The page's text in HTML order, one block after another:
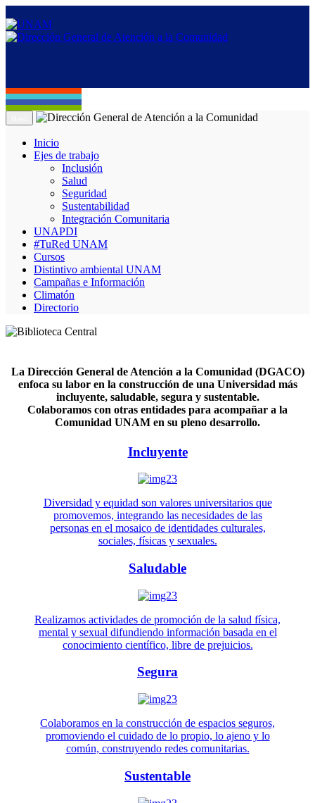
Inicio
Ejes de trabajo
Inclusión
Salud
Seguridad
Sustentabilidad
Integración Comunitaria
UNAPDI
#TuRed UNAM
Cursos
Distintivo ambiental UNAM
Campañas e Información
Climatón
Directorio
La Dirección General de Atención a la Comunidad (DGACO)
enfoca su labor en la construcción de una Universidad más
incluyente, saludable, segura y sustentable.
Colaboramos con otras entidades para acompañar a la
Comunidad UNAM en su pleno desarrollo.
Incluyente
Diversidad y equidad son valores universitarios que
promovemos, integrando las necesidades de las
personas en el mosaico de identidades culturales,
sociales, físicas y sexuales.
Saludable
Realizamos actividades de promoción de la salud física,
mental y sexual difundiendo información basada en el
conocimiento científico, libre de prejuicios.
Segura
Colaboramos en la construcción de espacios seguros,
promoviendo el cuidado de lo propio, lo ajeno y lo
común, construyendo redes comunitarias.
Sustentable